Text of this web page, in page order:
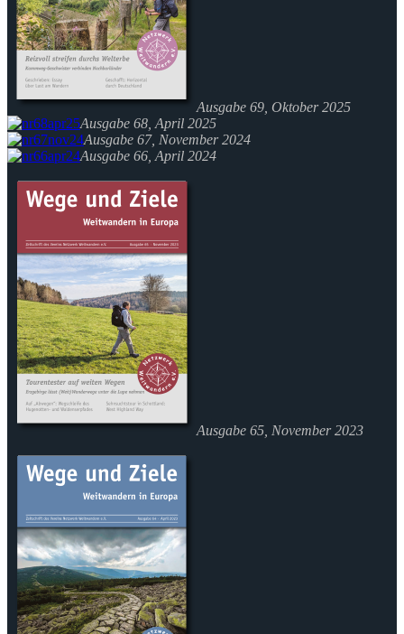
Ausgabe 69, Oktober 2025
Ausgabe 68, April 2025
Ausgabe 67, November 2024
Ausgabe 66, April 2024
Ausgabe 65, November 2023